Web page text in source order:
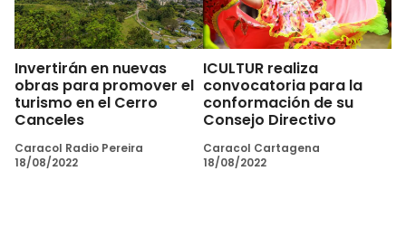
Invertirán en nuevas
obras para promover el
turismo en el Cerro
Canceles
Caracol Radio Pereira
18/08/2022
ICULTUR realiza
convocatoria para la
conformación de su
Consejo Directivo
Caracol Cartagena
18/08/2022